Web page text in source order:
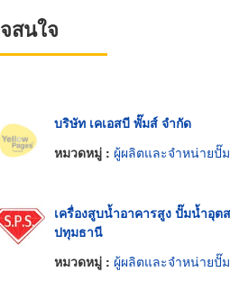
สนใจ
บริษัท เคเอสบี พั๊มส์ จำกัด
หมวดหมู่ : ผู้ผลิตและจำหน่ายปั๊ม
เครื่องสูบน้ำอาคารสูง ปั๊มน้ำอุต
ปทุมธานี
หมวดหมู่ : ผู้ผลิตและจำหน่ายปั๊ม